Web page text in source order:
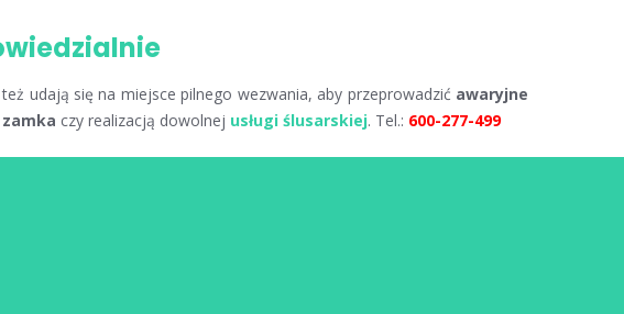
udają się na miejsce pilnego wezwania, aby przeprowadzić awaryjne
czy realizacją dowolnej usługi ślusarskiej. Tel.: 600-277-499